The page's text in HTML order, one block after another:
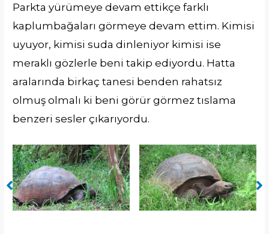
Parkta yürümeye devam ettikçe farklı
kaplumbağaları görmeye devam ettim. Kimisi
uyuyor, kimisi suda dinleniyor kimisi ise
meraklı gözlerle beni takip ediyordu. Hatta
aralarında birkaç tanesi benden rahatsız
olmuş olmalı ki beni görür görmez tıslama
benzeri sesler çıkarıyordu.